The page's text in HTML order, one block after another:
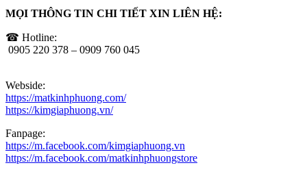
MỌI THÔNG TIN CHI TIẾT XIN LIÊN HỆ:
☎ Hotline:
0905 220 378 – 0909 760 045
Webside:
https://matkinhphuong.com/
https://kimgiaphuong.vn/
Fanpage:
https://m.facebook.com/kimgiaphuong.vn
https://m.facebook.com/matkinhphuongstore